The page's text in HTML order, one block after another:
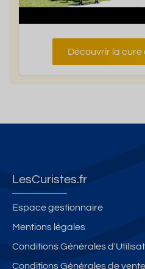
Découvrir la cure
LesCuristes.fr
Espace gestionnaire
Mentions légales
Conditions Générales
Conditions Générales de